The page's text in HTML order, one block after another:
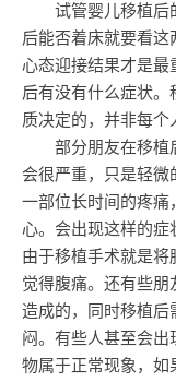
试管婴儿移植后
后能否着床就要看
心态迎接结果才是
后有没有什么症状
质决定的，并非每个
部分朋友在移植
会很严重，只是轻微
一部位长时间的疼痛
心。会出现这样的症
由于移植手术就是
觉得腹痛。还有些朋
造成的，同时移植后
闷。有些人甚至会
物属于正常现象，如